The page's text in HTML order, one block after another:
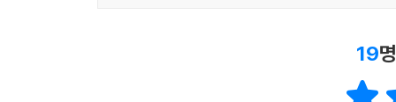
19